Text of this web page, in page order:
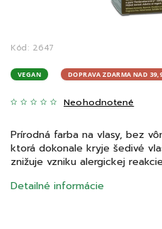
Kód: 2647
VEGAN DOPRAVA ZDARMA NAD
Neohodnotené
Prírodná farba na vlasy, bez
ktorá dokonale kryje šedivé
znižuje vzniku alergickej
Detailné informácie